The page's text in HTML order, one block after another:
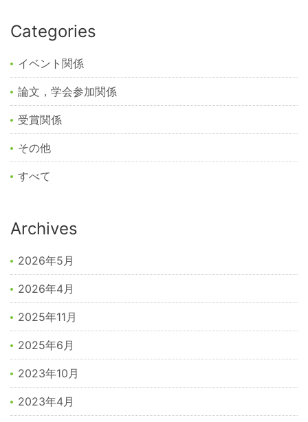
Categories
イベント関係
論文，学会参加関係
受賞関係
その他
すべて
Archives
2026年5月
2026年4月
2025年11月
2025年6月
2023年10月
2023年4月